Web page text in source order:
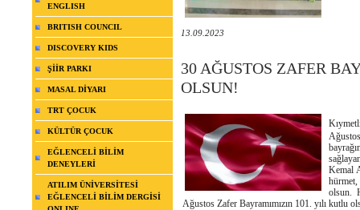
ENGLISH
BRITISH COUNCIL
DISCOVERY KIDS
ŞİİR PARKI
MASAL DİYARI
TRT ÇOCUK
KÜLTÜR ÇOCUK
EĞLENCELİ BİLİM
DENEYLERİ
ATILIM ÜNİVERSİTESİ
EĞLENCELİ BİLİM DERGİSİ
13.09.2023
30 AĞUSTOS ZAFER
OLSUN!
Kemal
olsun.
Ağustos Zafer Bayramımızın 101. yılı kutlu